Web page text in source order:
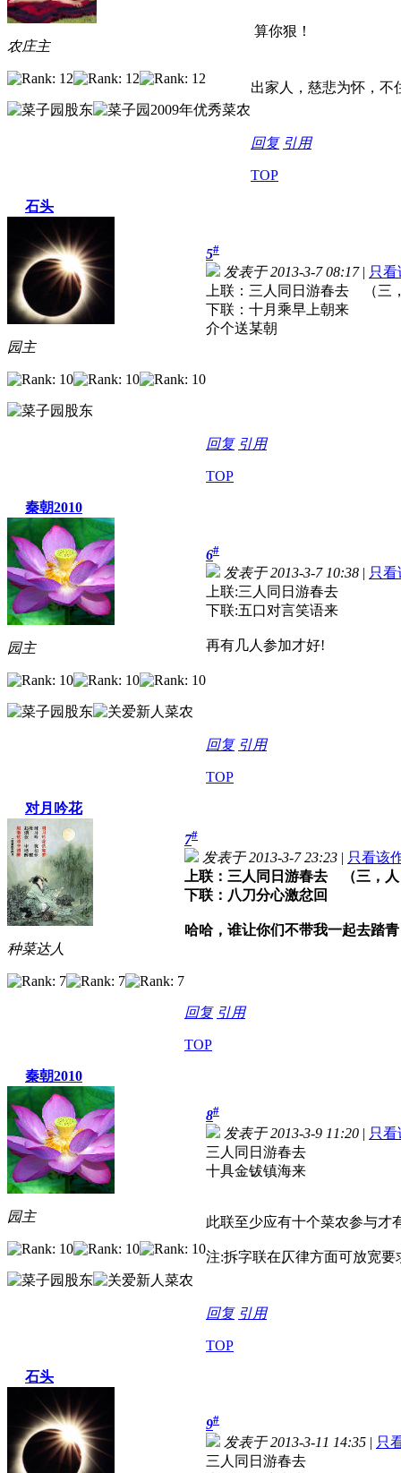
农庄主
算你狠！
出家人，慈悲为怀，不
回复 引用
TOP
石头
园主
5#
发表于 2013-3-7 08:17| 只
上联：三人同日游春去 （三
下联：十月乘早上朝来
介个送某朝
回复 引用
TOP
秦朝2010
园主
6#
发表于 2013-3-7 10:38 | 只
上联:三人同日游春去
下联:五口对言笑语来
再有几人参加才好!
回复 引用
TOP
对月吟花
种菜达人
7#
发表于 2013-3-7 23:23 | 只看该
上联：三人同日游春去 （三，
下联：八刀分心激忿回
哈哈，谁让你们不带我一起去踏
回复 引用
TOP
秦朝2010
园主
8#
发表于 2013-3-9 11:20 | 只
三人同日游春去
十具金钹镇海来
此联至少应有十个菜农参与才
注:拆字联在仄律方面可放宽要
回复 引用
TOP
石头
9#
发表于 2013-3-11 14:35 | 只
三人同日游春去